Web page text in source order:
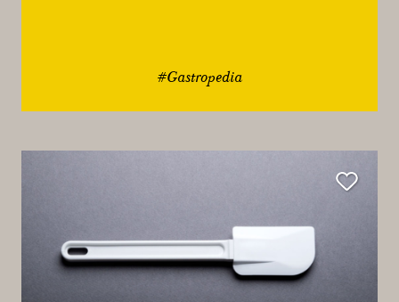
#Gastropedia